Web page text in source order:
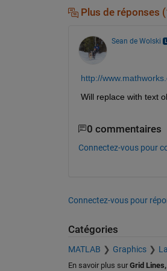
Plus de réponses
Sean de Wolski
http://
Will replace with text
0 commentaires
Connectez-vous pour
Connectez-vous pour
Catégories
MATLAB Graphics
En savoir plus sur Grid